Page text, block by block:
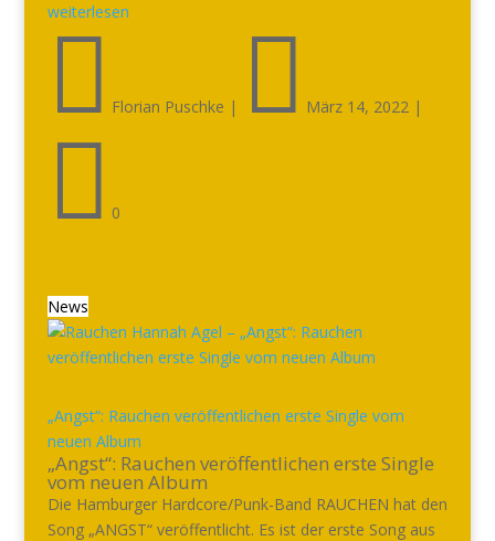
weiterlesen
 Florian Puschke |  März 14, 2022|
 0
News
„Angst“: Rauchen veröffentlichen erste Single vom
neuen Album
„Angst“: Rauchen veröffentlichen erste Single
vom neuen Album
Die Hamburger Hardcore/Punk-Band RAUCHEN hat den
Song „ANGST“ veröffentlicht. Es ist der erste Song aus